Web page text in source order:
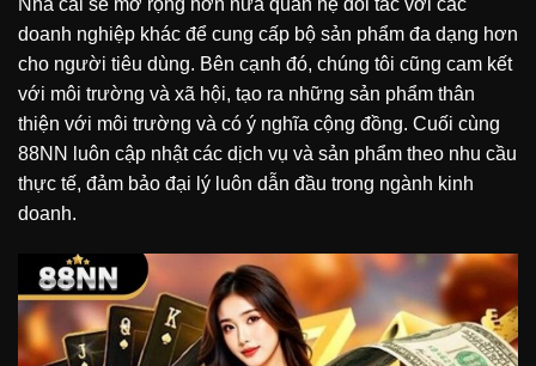
Nhà cái sẽ mở rộng hơn nữa quan hệ đối tác với các
doanh nghiệp khác để cung cấp bộ sản phẩm đa dạng hơn
cho người tiêu dùng. Bên cạnh đó, chúng tôi cũng cam kết
với môi trường và xã hội, tạo ra những sản phẩm thân
thiện với môi trường và có ý nghĩa cộng đồng. Cuối cùng
88NN luôn cập nhật các dịch vụ và sản phẩm theo nhu cầu
thực tế, đảm bảo đại lý luôn dẫn đầu trong ngành kinh
doanh.